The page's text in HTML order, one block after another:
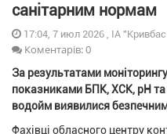
санітарним нормам
17:04, 7 июл 2026 , ІА
Коментарів: 0
За результатами
показниками БПК, ХСК, рН
водойм виявилися
Фахівці обласного центру